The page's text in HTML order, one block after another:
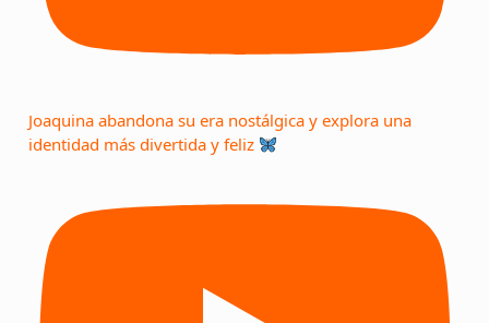
Joaquina abandona su era nostálgica y explora una
identidad más divertida y feliz